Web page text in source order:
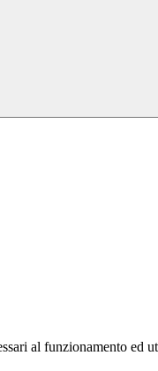
al funzionamento ed